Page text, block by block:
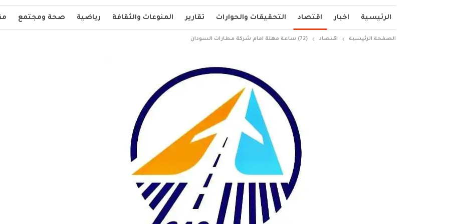
الرئيسية اخبار اقتصاد التحقيقات والحوارات تقارير المنوعات والثقافة رياضية صحة ومجتمع
الصفحة الرئيسية اقتصاد (72) ساعة مهلة امام شركة مطارات السودان